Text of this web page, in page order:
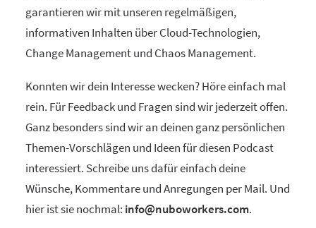
garantieren wir mit unseren regelmäßigen,
informativen Inhalten über Cloud-Technologien,
Change Management und Chaos Management.
Konnten wir dein Interesse wecken? Höre einfach mal
rein. Für Feedback und Fragen sind wir jederzeit offen.
Ganz besonders sind wir an deinen ganz persönlichen
Themen-Vorschlägen und Ideen für diesen Podcast
interessiert. Schreibe uns dafür einfach deine
Wünsche, Kommentare und Anregungen per Mail. Und
hier ist sie nochmal: info@nuboworkers.com.